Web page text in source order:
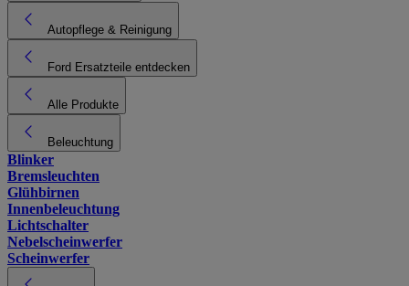
Autopflege & Reinigung
Ford Ersatzteile entdecken
Alle Produkte
Beleuchtung
Blinker
Bremsleuchten
Glühbirnen
Innenbeleuchtung
Lichtschalter
Nebelscheinwerfer
Scheinwerfer